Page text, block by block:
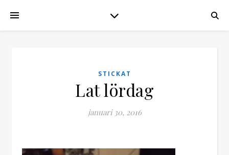
STICKAT
Lat lördag
januari 30, 2016